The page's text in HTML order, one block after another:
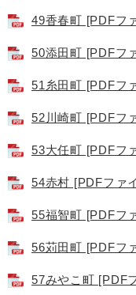
49香春町 [PDFフ
50添田町 [PDFフ
51糸田町 [PDFフ
52川崎町 [PDFフ
53大任町 [PDFフ
54赤村 [PDFファ
55福智町 [PDFフ
56苅田町 [PDFフ
57みやこ町 [PDF